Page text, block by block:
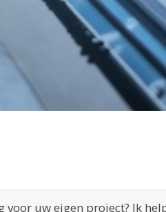
uw eigen project? Ik